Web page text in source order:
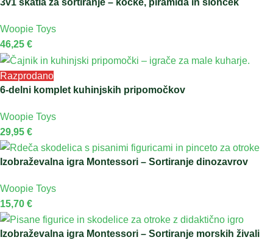
3v1 škatla za sortiranje – kocke, piramida in slonček
Woopie Toys
46,25 €
Razprodano
6-delni komplet kuhinjskih pripomočkov
Woopie Toys
29,95 €
Izobraževalna igra Montessori – Sortiranje dinozavrov
Woopie Toys
15,70 €
Izobraževalna igra Montessori – Sortiranje morskih živali